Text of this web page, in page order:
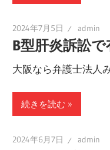
2024年7月5日 admin
B型肝炎訴訟
大阪なら弁護士法人
続きを読む
2024年6月7日 admin